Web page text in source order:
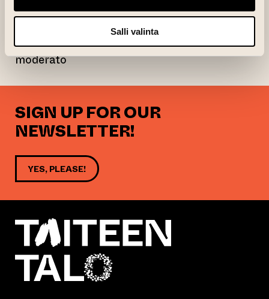
Salli valinta
1. Allegro ben moderato
2. Adagio ma non troppo – Molto allegro e
agitato – Adagio ma non troppo – Allegro
moderato
SIGN UP FOR OUR
NEWSLETTER!
YES, PLEASE!